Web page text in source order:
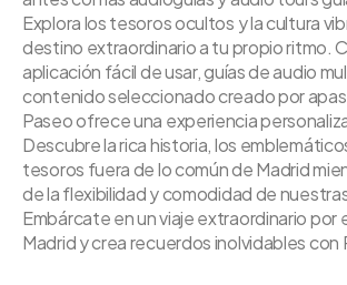
Explora los tesoros ocultos y la cultura
destino extraordinario a tu propio ritmo.
aplicación fácil de usar, guías de audio
contenido seleccionado creado por
Paseo ofrece una experiencia
Descubre la rica historia, los
tesoros fuera de lo común de Madrid
de la flexibilidad y comodidad de
Embárcate en un viaje extraordinario por
Madrid y crea recuerdos inolvidables con